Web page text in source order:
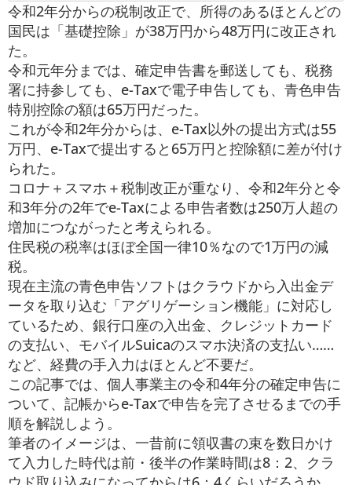
令和2年分からの税制改正で、所得のあるほとんどの
国民は「基礎控除」が38万円から48万円に改正され
た。
令和元年分までは、確定申告書を郵送しても、税務
署に持参しても、e-Taxで電子申告しても、青色申告
特別控除の額は65万円だった。
これが令和2年分からは、e-Tax以外の提出方式は55
万円、e-Taxで提出すると65万円と控除額に差が付け
られた。
コロナ＋スマホ＋税制改正が重なり、令和2年分と令
和3年分の2年でe-Taxによる申告者数は250万人超の
増加につながったと考えられる。
住民税の税率はほぼ全国一律10％なので1万円の減
税。
現在主流の青色申告ソフトはクラウドから入出金デ
ータを取り込む「アグリゲーション機能」に対応し
ているため、銀行口座の入出金、クレジットカード
の支払い、モバイルSuicaのスマホ決済の支払い……
など、経費の手入力はほとんど不要だ。
この記事では、個人事業主の令和4年分の確定申告に
ついて、記帳からe-Taxで申告を完了させるまでの手
順を解説しよう。
筆者のイメージは、一昔前に領収書の束を数日かけ
て入力した時代は前・後半の作業時間は8：2、クラ